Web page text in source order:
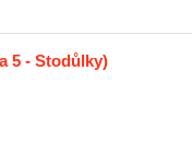
5 - Stodůlky)